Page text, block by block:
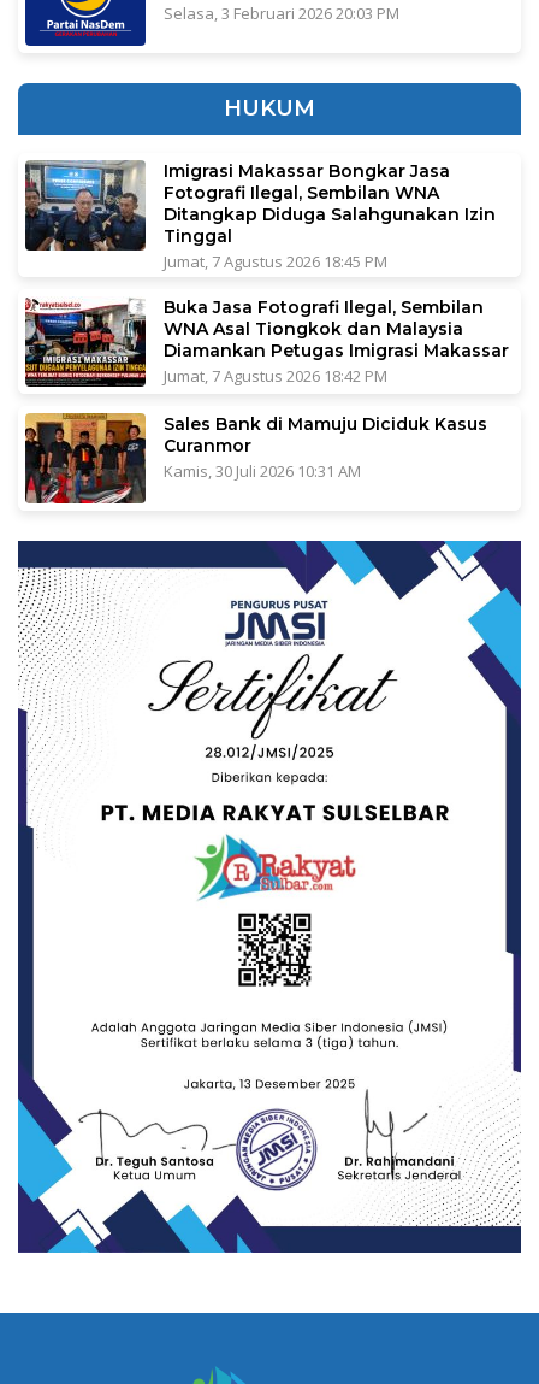
Selasa, 3 Februari 2026 20:03 PM
HUKUM
Imigrasi Makassar Bongkar Jasa
Fotografi Ilegal, Sembilan WNA
Ditangkap Diduga Salahgunakan Izin
Tinggal
Jumat, 7 Agustus 2026 18:45 PM
Buka Jasa Fotografi Ilegal, Sembilan
WNA Asal Tiongkok dan Malaysia
Diamankan Petugas Imigrasi Makassar
Jumat, 7 Agustus 2026 18:42 PM
Sales Bank di Mamuju Diciduk Kasus
Curanmor
Kamis, 30 Juli 2026 10:31 AM